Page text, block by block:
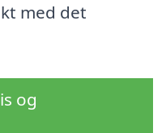
med det
og